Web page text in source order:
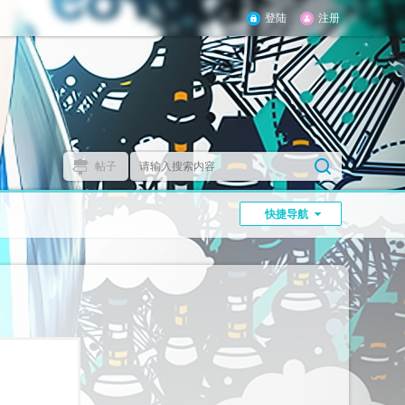
登陆 注册
帖子
快捷导航